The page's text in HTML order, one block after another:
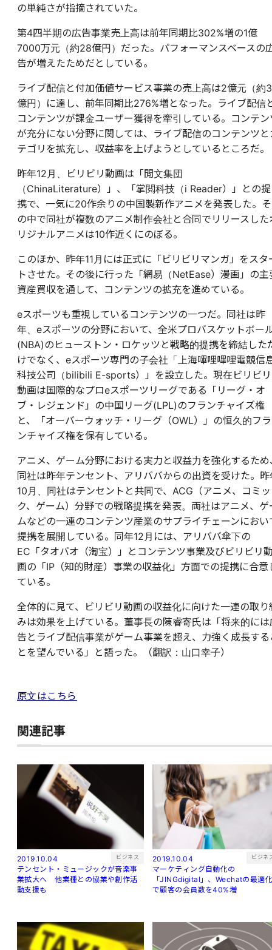
の単純さが指摘されていた。
第4四半期の広告事業売上高は前年同期比302%増の1億
7000万元（約28億円）だった。パフォーマンスベースの
告が増えたためだとしている。
ライブ配信と付加価値サービス事業の売上高は2億元（約
億円）に達し、前年同期比276%増となった。ライブ配信
コンテンツが課金ユーザー獲得を牽引している。コンテン
が充分にない分野に関しては、ライブ配信のコンテンツと
テゴリを拡充し、収益率を上げようとしているところだ。
昨年12月、ビリビリ動画は「閲文集団
（ChinaLiterature）」、「掌閲科技（i Reader）」との提
携で、一気に20作余りの中国製新作アニメを発表した。そ
の中で同社が複数のアニメ制作会社と合同でリリースした
リジナルアニメは10作近くにのぼる。
このほか、昨年11月には正式に「ビリビリマンガ」をスタ
トさせた。その後に行った「網易（NetEase）漫画」の主
資産買収を通して、コンテンツの拡充を進めている。
eスポーツも重視しているコンテンツの一つだ。同社は昨
年、eスポーツの分野において、全米プロバスケットボー
(NBA)のヒューストン・ロケッツと戦略的提携を締結した
けでなく、eスポーツ専門の子会社「上海嗶哩嗶哩電競信
科技公司（bilibili E-sports）」を設立した。現在ビリビリ
動画は国際的なプロeスポーツリーグである「リーグ・オ
ブ・レジェンド」の中国リーグ(LPL)のフランチャイズ権
と、「オーバーウォッチ・リーグ（OWL）」の恒久的フラ
ンチャイズ権を保有している。
アニメ、ゲーム分野における実力と収益力を強化するため
同社は昨年テンセント、アリババからの出資を受けた。昨
10月、同社はテンセントと共同で、ACG（アニメ、コミッ
ク、ゲーム）分野での戦略提携を発表。両社はアニメ、ゲ
ムなどの一連のコンテンツ産業のサプライチェーンにおい
提携を展開している。同年12月には、アリババ傘下の
EC「タオバオ（淘宝）」とコンテンツ事業及びビリビリ
画の「IP（知的財産）事業の収益化」方面での提携に合意
ている。
全体的に見て、ビリビリ動画の収益化に向けた一連の取り
みは効果を上げている。董事長の陳睿寄氏は「将来的には
告とライブ配信事業がゲーム事業を超え、力強く成長する
とを望んでいる」と語った。（翻訳：山口幸子）
原文はこちら
関連記事
2019.10.04 ビジネス
テンセント・ミュージックが音楽事
業拡大へ 他業種との協業や創作活
動支援も
2019.10.04 ビジネ
マーケティング自動化の
「JINGdigital」、Wechatの最適
で顧客の会員数を40%増